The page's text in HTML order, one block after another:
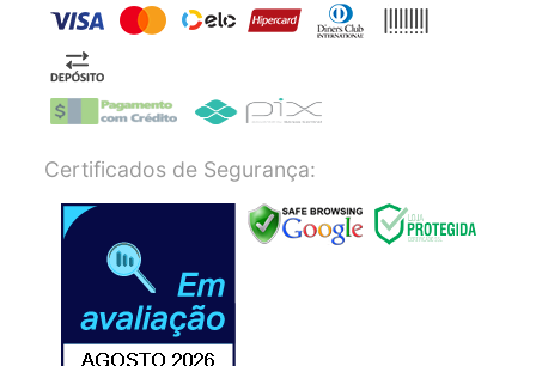
Certificados de Segurança: